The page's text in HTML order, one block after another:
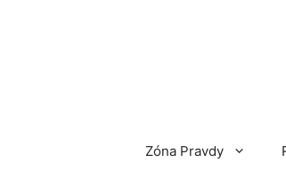
Zóna Pravdy